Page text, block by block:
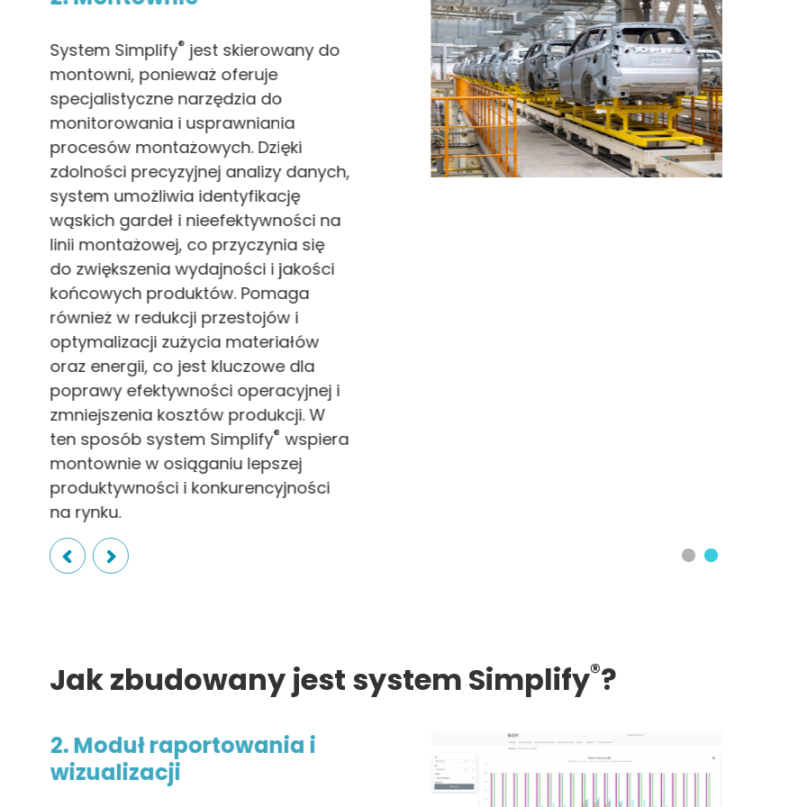
System Simplify® jest skierowany do
montowni, ponieważ oferuje
specjalistyczne narzędzia do
monitorowania i usprawniania
procesów montażowych. Dzięki
zdolności precyzyjnej analizy danych,
system umożliwia identyfikację
wąskich gardeł i nieefektywności na
linii montażowej, co przyczynia się
do zwiększenia wydajności i jakości
końcowych produktów. Pomaga
również w redukcji przestojów i
optymalizacji zużycia materiałów
oraz energii, co jest kluczowe dla
poprawy efektywności operacyjnej i
zmniejszenia kosztów produkcji. W
ten sposób system Simplify® wspiera
montownie w osiąganiu lepszej
produktywności i konkurencyjności
na rynku.
Jak zbudowany jest system Simplify®?
2. Moduł raportowania i
wizualizacji